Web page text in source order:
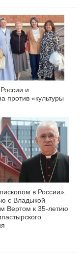
и
против «культуры
в России».
с Владыкой
Вертом к 35-летию